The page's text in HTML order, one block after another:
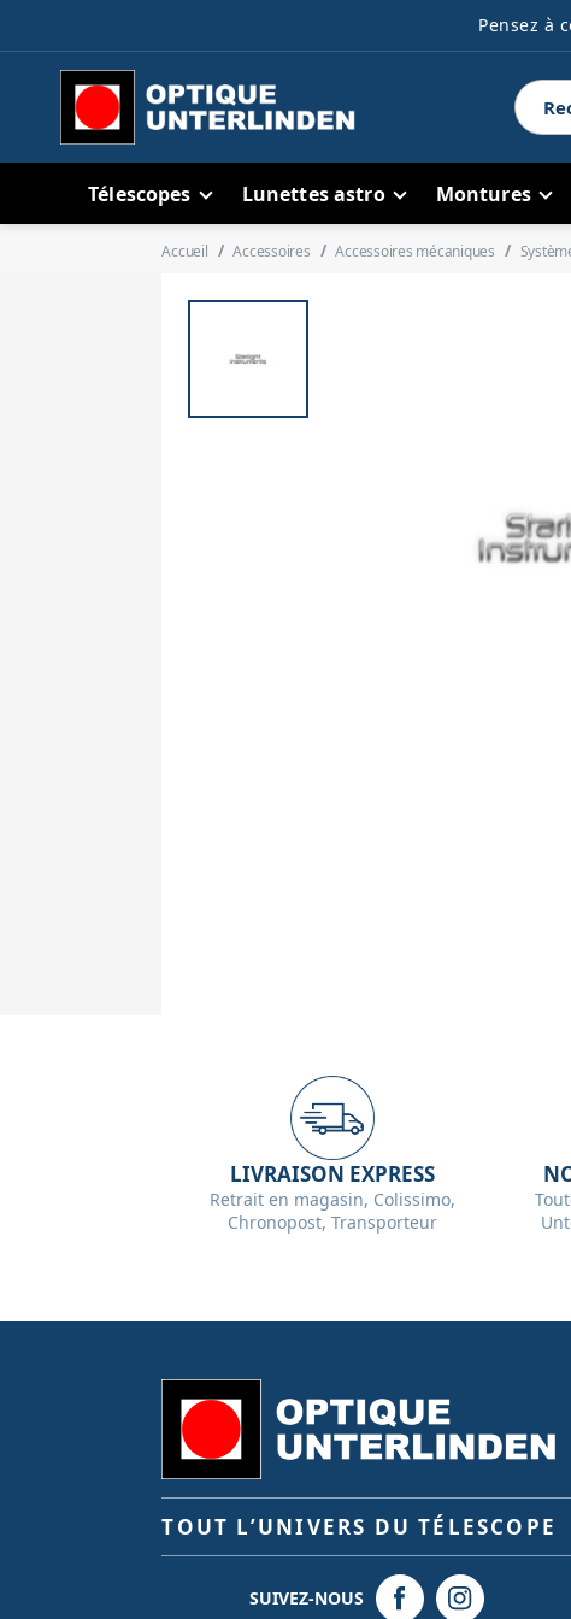
Pensez à
Télescopes Lunettes astro Montures
Accueil Accessoires Accessoires mécaniques
LIVRAISON EXPRESS
Retrait en magasin, Colissimo,
Chronopost, Transporteur
TOUT L’UNIVERS DU TÉLESCOPE
SUIVEZ-NOUS